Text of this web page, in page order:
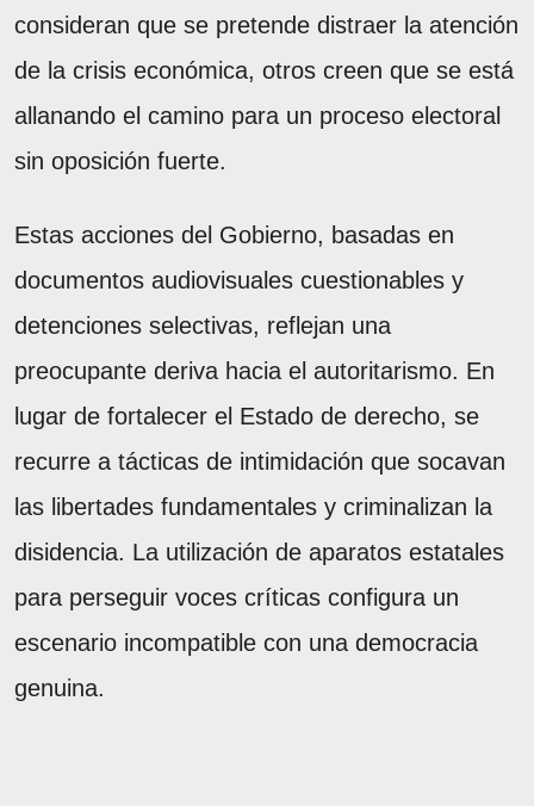
consideran que se pretende distraer la atención
de la crisis económica, otros creen que se está
allanando el camino para un proceso electoral
sin oposición fuerte.
Estas acciones del Gobierno, basadas en
documentos audiovisuales cuestionables y
detenciones selectivas, reflejan una
preocupante deriva hacia el autoritarismo. En
lugar de fortalecer el Estado de derecho, se
recurre a tácticas de intimidación que socavan
las libertades fundamentales y criminalizan la
disidencia. La utilización de aparatos estatales
para perseguir voces críticas configura un
escenario incompatible con una democracia
genuina.